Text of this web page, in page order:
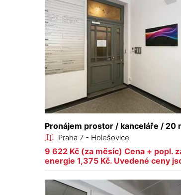
Pronájem prostor / kanceláře / 20
Praha 7 - Holešovice
9 622 Kč (za měsíc) Cena + popl.
energie 1,375 Kč. Uvedené ceny